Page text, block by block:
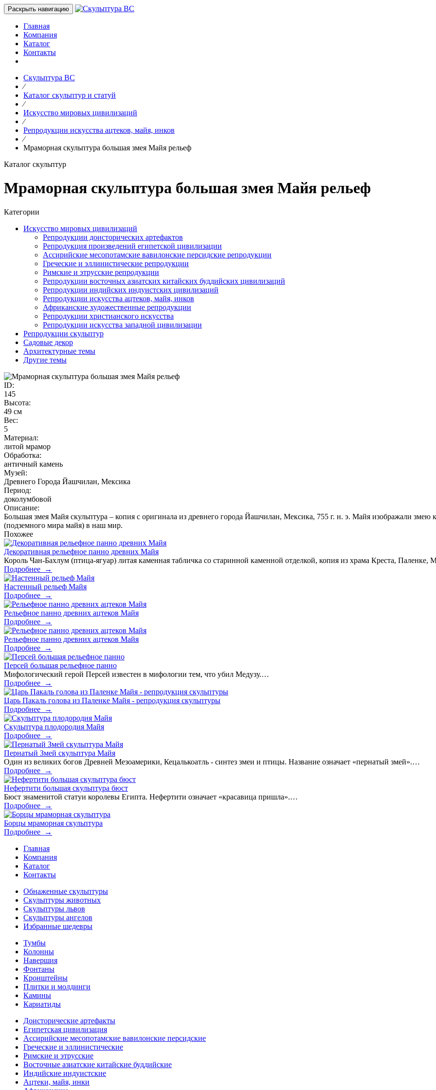
Раскрыть навигацию
Главная
Компания
Каталог
Контакты
Скульптура ВС
⁄
Каталог скульптур и статуй
⁄
Искусство мировых цивилизаций
⁄
Репродукции искусства ацтеков, майя, инков
⁄
Мраморная скульптура большая змея Майя рельеф
Каталог скульптур
Мраморная скульптура большая змея Майя рельеф
Категории
Искусство мировых цивилизаций
Репродукции доисторических артефактов
Репродукция произведений египетской цивилизации
Ассирийские месопотамские вавилонские персидские репродукции
Греческие и эллинистические репродукции
Римские и этрусские репродукции
Репродукции восточных азиатских китайских буддийских цивилизаций
Репродукции индийских индуистских цивилизаций
Репродукции искусства ацтеков, майя, инков
Африканские художественные репродукции
Репродукции христианского искусства
Репродукции искусства западной цивилизации
Репродукции скульптур
Садовые декор
Архитектурные темы
Другие темы
ID:
145
Высота:
49 см
Вес:
5
Материал:
литой мрамор
Обработка:
античный камень
Музей:
Древнего Города Йашчилан, Мексика
Период:
доколумбовой
Описание:
Большая змея Майя скульптура – копия с оригинала из древнего города Йашчилан, Мексика, 755 г. н. э. Майя изображали
(подземного мира майя) в наш мир.
Похожее
Декоративная рельефное панно древних Майя
Король Чан-Бахлум (птица-ягуар) литая каменная табличка со старинной каменной отделкой, копия из храма Креста, Паленке,
Подробнее →
Настенный рельеф Майя
Подробнее →
Рельефное панно древних ацтеков Майя
Подробнее →
Рельефное панно древних ацтеков Майя
Подробнее →
Персей большая рельефное панно
Мифологический герой Персей известен в мифологии тем, что убил Медузу.…
Подробнее →
Царь Пакаль голова из Паленке Майя - репродукция скульптуры
Подробнее →
Скульптура плодородия Майя
Подробнее →
Пернатый Змей скульптура Майя
Один из великих богов Древней Мезоамерики, Кецалькоатль - синтез змеи и птицы. Название означает «пернатый змей».…
Подробнее →
Нефертити большая скульптура бюст
Бюст знаменитой статуи королевы Египта. Нефертити означает «красавица пришла».…
Подробнее →
Борцы мраморная скульптура
Подробнее →
Главная
Компания
Каталог
Контакты
Обнаженные скульптуры
Скульптуры животных
Скульптуры львов
Скульптуры ангелов
Избранные шедевры
Тумбы
Колонны
Навершия
Фонтаны
Кронштейны
Плитки и молдинги
Камины
Кариатиды
Доисторические артефакты
Египетская цивилизация
Ассирийские месопотамские вавилонские персидские
Греческие и эллинистические
Римские и этрусские
Восточные азиатские китайские буддийские
Индийские индуистские
Ацтеки, майя, инки